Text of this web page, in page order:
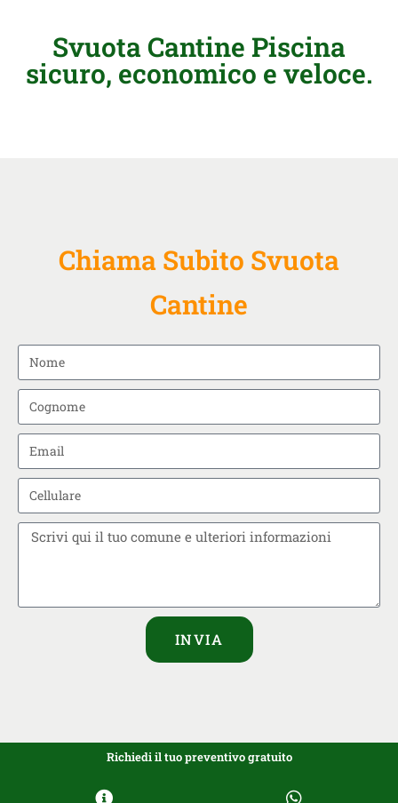
Svuota Cantine Piscina
sicuro, economico e veloce.
Chiama Subito Svuota
Cantine
INVIA
Richiedi il tuo preventivo gratuito